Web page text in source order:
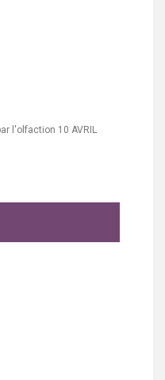
l'olfaction 10 AVRIL